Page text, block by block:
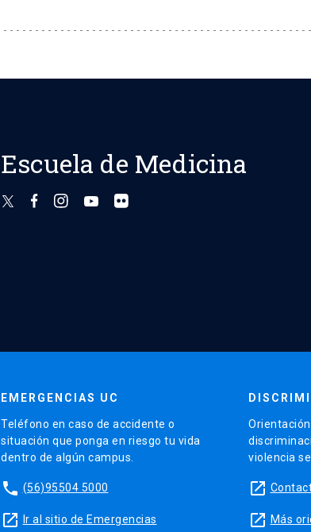
Escuela de Medicina
EMERGENCIAS UC
Teléfono en caso de accidente o
situación que ponga en riesgo tu vida
dentro de algún campus.
phone (56)95504 5000
launch Ir al sitio de Emergencias
violencia
launch
launch Más